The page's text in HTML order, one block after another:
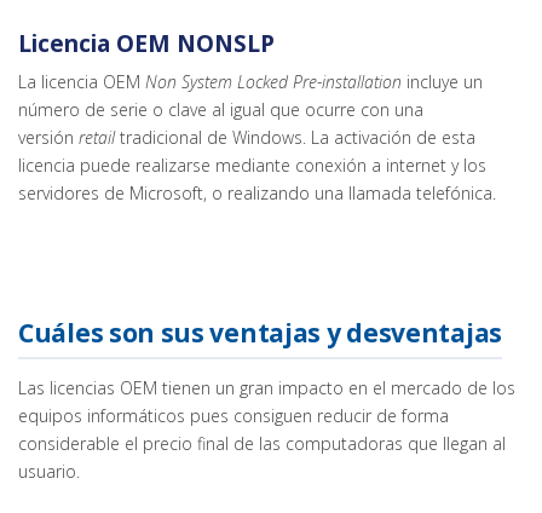
Licencia OEM NONSLP
La licencia OEM Non System Locked Pre-installation incluye un
número de serie o clave al igual que ocurre con una
versión retailtradicional de Windows. La activación de esta
licencia puede realizarse mediante conexión a internet y los
servidores de Microsoft, o realizando una llamada telefónica.
Cuáles son sus ventajas y desventajas
Las licencias OEM tienen un gran impacto en el mercado de los
equipos informáticos pues consiguen reducir de forma
considerable el precio final de las computadoras que llegan al
usuario.